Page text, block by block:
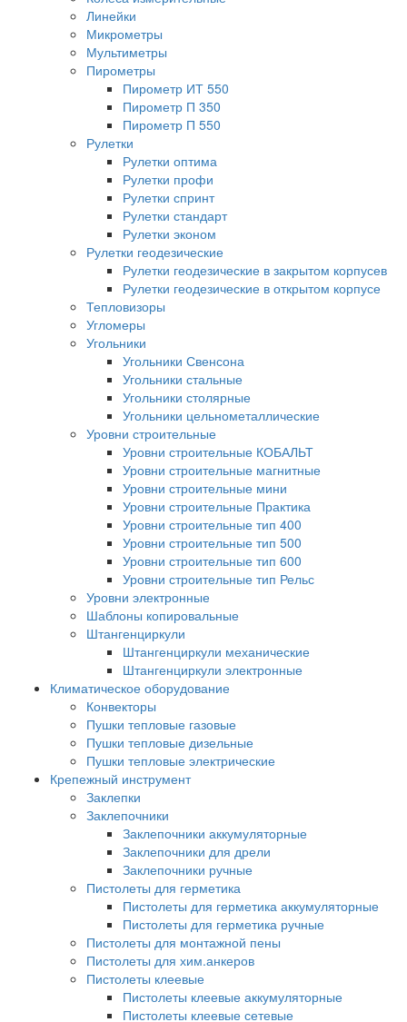
Линейки
Микрометры
Мультиметры
Пирометры
Пирометр ИТ 550
Пирометр П 350
Пирометр П 550
Рулетки
Рулетки оптима
Рулетки профи
Рулетки спринт
Рулетки стандарт
Рулетки эконом
Рулетки геодезические
Рулетки геодезические в закрытом корпусев
Рулетки геодезические в открытом корпусе
Тепловизоры
Угломеры
Угольники
Угольники Свенсона
Угольники стальные
Угольники столярные
Угольники цельнометаллические
Уровни строительные
Уровни строительные КОБАЛЬТ
Уровни строительные магнитные
Уровни строительные мини
Уровни строительные Практика
Уровни строительные тип 400
Уровни строительные тип 500
Уровни строительные тип 600
Уровни строительные тип Рельс
Уровни электронные
Шаблоны копировальные
Штангенциркули
Штангенциркули механические
Штангенциркули электронные
Климатическое оборудование
Конвекторы
Пушки тепловые газовые
Пушки тепловые дизельные
Пушки тепловые электрические
Крепежный инструмент
Заклепки
Заклепочники
Заклепочники аккумуляторные
Заклепочники для дрели
Заклепочники ручные
Пистолеты для герметика
Пистолеты для герметика аккумуляторные
Пистолеты для герметика ручные
Пистолеты для монтажной пены
Пистолеты для хим.анкеров
Пистолеты клеевые
Пистолеты клеевые аккумуляторные
Пистолеты клеевые сетевые